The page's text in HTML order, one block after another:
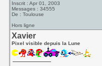
Inscrit : Apr 01, 2003
Messages : 34555
De : Toulouse
Hors ligne
Xavier
Pixel visible depuis la Lune